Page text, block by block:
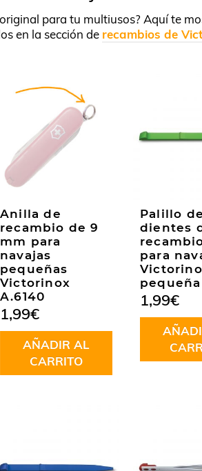
para tu multiusos? Aquí te
en la sección de recambios de
Anilla de
recambio de 9
mm para
navajas
pequeñas
Victorinox
A.6140
1,99€
AÑADIR AL
CARRITO
Palillo de
dientes
para
pequeña
1,99€